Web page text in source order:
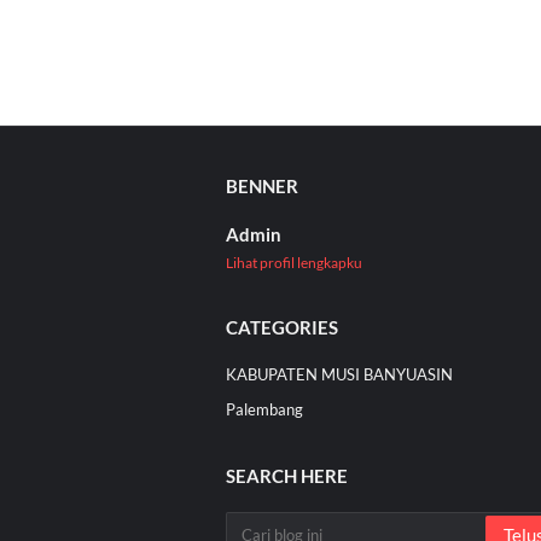
BENNER
Admin
Lihat profil lengkapku
CATEGORIES
KABUPATEN MUSI BANYUASIN
Palembang
SEARCH HERE